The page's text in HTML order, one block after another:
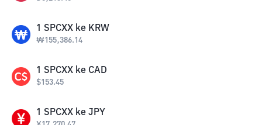
1 SPCXX ke KRW
₩155,386.14
1 SPCXX ke CAD
$153.45
1 SPCXX ke JPY